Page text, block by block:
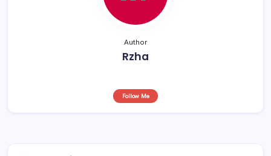
Author
Rzha
Follow Me